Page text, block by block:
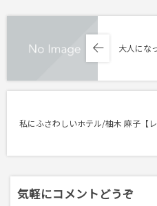
大人にな
私にふさわしいホテル/柚木 麻子【レ
気軽にコメントどうぞ